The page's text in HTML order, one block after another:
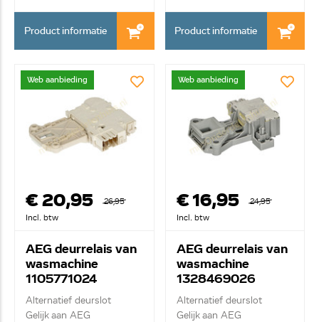
Product informatie Product informatie
Web aanbieding
€ 20,95
26,95
Incl. btw
AEG deurrelais van
wasmachine
1105771024
Alternatief deurslot
Gelijk aan AEG
Web aanbieding
€ 16,95
24,95
Incl. btw
AEG deurrelais van
wasmachine
1328469026
Alternatief deurslot
Gelijk aan AEG